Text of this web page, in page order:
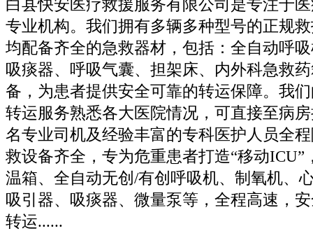
白县快安医疗救援服务有限公司是专注于
专业机构。我们拥有多辆多种型号的正规
均配备齐全的急救器材，包括：全自动呼
吸痰器、呼吸气囊、担架床、内外科急救
备，为患者提供安全可靠的转运保障。我
转运服务熟悉各大医院情况，可直接至病
名专业司机及经验丰富的专科医护人员全
救设备齐全，专为危重患者打造“移动ICU”
温箱、全自动无创/有创呼吸机、制氧机、
吸引器、吸痰器、微量泵等，全程高速，
转运......